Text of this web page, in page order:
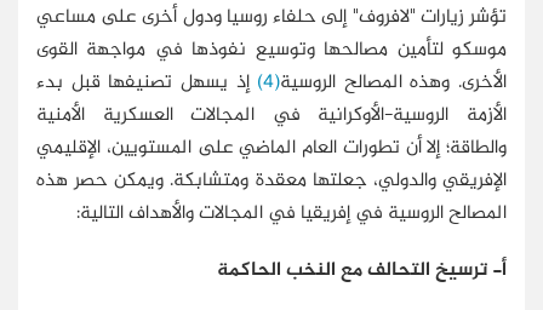
تؤشر زيارات "لافروف" إلى حلفاء روسيا ودول أخرى على مساعي
موسكو لتأمين مصالحها وتوسيع نفوذها في مواجهة القوى
الأخرى. وهذه المصالح الروسية(4)
إذ يسهل تصنيفها قبل بدء
الأزمة الروسية-الأوكرانية في المجالات العسكرية الأمنية
والطاقة؛ إلا أن تطورات العام الماضي على المستويين، الإقليمي
الإفريقي والدولي، جعلتها معقدة ومتشابكة. ويمكن حصر هذه
المصالح الروسية في إفريقيا في المجالات والأهداف التالية:
أ- ترسيخ التحالف مع النخب الحاكمة